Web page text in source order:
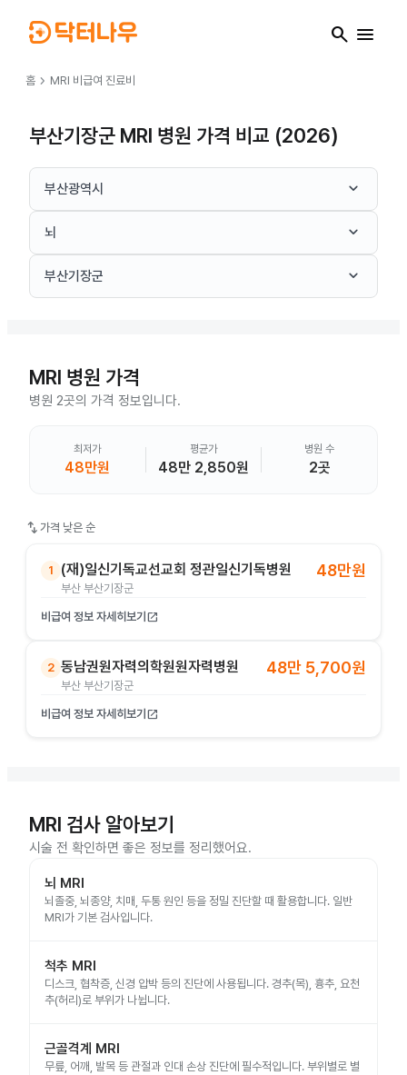
search menu
홈 chevron_right MRI 비급여 진료비
부산기장군 MRI 병원 가격 비교 (2026)
부산광역시 keyboard_arrow_down
뇌 keyboard_arrow_down
부산기장군 keyboard_arrow_down
MRI 병원 가격
병원 2곳의 가격 정보입니다.
최저가
48만원
평균가
48만 2,850원
병원 수
2곳
swap_vert 가격 낮은 순
1 (재)일신기독교선교회 정관일신기독병원
부산 부산기장군
48만원
비급여 정보 자세히보기 open_in_new
2 동남권원자력의학원원자력병원
부산 부산기장군
48만 5,700원
비급여 정보 자세히보기 open_in_new
MRI 검사 알아보기
시술 전 확인하면 좋은 정보를 정리했어요.
뇌 MRI
뇌졸중, 뇌종양, 치매, 두통 원인 등을 정밀 진단할 때 활용합니다. 일반
MRI가 기본 검사입니다.
척추 MRI
디스크, 협착증, 신경 압박 등의 진단에 사용됩니다. 경추(목), 흉추, 요천
추(허리)로 부위가 나뉩니다.
근골격계 MRI
무릎, 어깨, 발목 등 관절과 인대 손상 진단에 필수적입니다. 부위별로 별